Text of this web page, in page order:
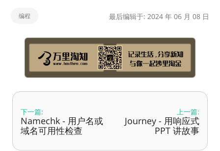
编程 最后编辑于: 2024 年 06 月 08 日
下一篇:
Namechk - 用户名或
域名可用性检查
上一篇:
Journey - 用响应式
PPT 讲故事